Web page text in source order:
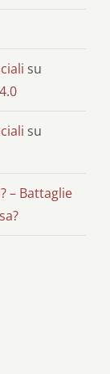
su
su
– Battaglie